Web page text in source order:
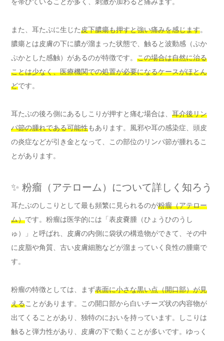
を帯びていることが多く、刺激が加わると痛みます。
また、耳たぶに生じた皮下膿瘍も押すと強い痛みを感じます。
膿瘍とは皮膚の下に膿が溜まった状態で、触ると波動感（ぷか
ぷかとした感触）があるのが特徴です。 この場合は自然に治る
ことは少なく、医療機関での処置が必要になるケースがほとん
どです。
耳たぶの後ろ側にあるしこりが押すと痛む場合は、 耳介後リン
パ節の腫れである可能性もあります。風邪や耳の感染症、頭皮
の炎症などが引き金となって、この部位のリンパ節が腫れるこ
とがあります。
✨ 粉瘤（アテローム）について詳しく知ろう
耳たぶのしこりとして最も頻繁に見られるのが粉瘤（アテロー
ム）です。粉瘤は医学的には「表皮嚢腫（ひょうひのうし
ゅ）」と呼ばれ、皮膚の内側に袋状の構造物ができて、その中
に皮脂や角質、古い皮膚細胞などが溜まっていく良性の腫瘍で
す。
粉瘤の特徴としては、まず表面に小さな黒い点（開口部）が見
えることがあります。この開口部から白いチーズ状の内容物が
出てくることがあり、独特のにおいを持っています。しこりは
触ると弾力性があり、皮膚の下で動くことが多いです。ゆっく